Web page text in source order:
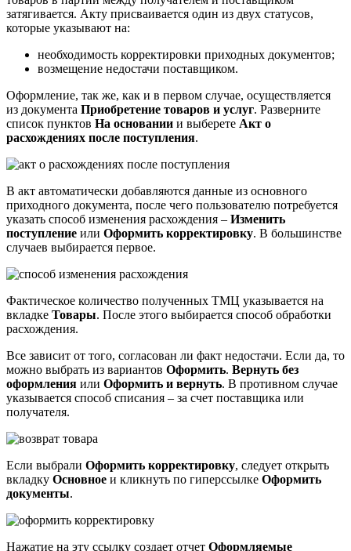
затягивается. Акту присваивается один из двух статусов,
которые указывают на:
необходимость корректировки приходных документов;
возмещение недостачи поставщиком.
Оформление, так же, как и в первом случае, осуществляется
из документа Приобретение товаров и услуг. Разверните
список пунктов На основании и выберете Акт о
расхождениях после поступления.
В акт автоматически добавляются данные из основного
приходного документа, после чего пользователю потребуется
указать способ изменения расхождения – Изменить
поступление или Оформить корректировку. В большинстве
случаев выбирается первое.
Фактическое количество полученных ТМЦ указывается на
вкладке Товары. После этого выбирается способ обработки
расхождения.
Все зависит от того, согласован ли факт недостачи. Если да, то
можно выбрать из вариантов Оформить. Вернуть без
оформления или Оформить и вернуть. В противном случае
указывается способ списания – за счет поставщика или
получателя.
Если выбрали Оформить корректировку, следует открыть
вкладку Основное и кликнуть по гиперссылке Оформить
документы.
Нажатие на эту ссылку создает отчет Оформляемые